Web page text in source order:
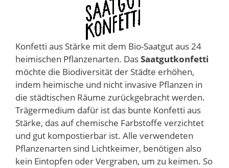
Konfetti aus Stärke mit dem Bio-Saatgut aus 24
heimischen Pflanzenarten. DasSaatgutkonfetti
möchte die Biodiversität der Städte erhöhen,
indem heimische und nicht invasive Pflanzen in
die städtischen Räume zurückgebracht werden.
Trägermedium dafür ist das bunte Konfetti aus
Stärke, das auf chemische Farbstoffe verzichtet
und gut kompostierbar ist. Alle verwendeten
Pflanzenarten sind Lichtkeimer, benötigen also
kein Eintopfen oder Vergraben, um zu keimen. So